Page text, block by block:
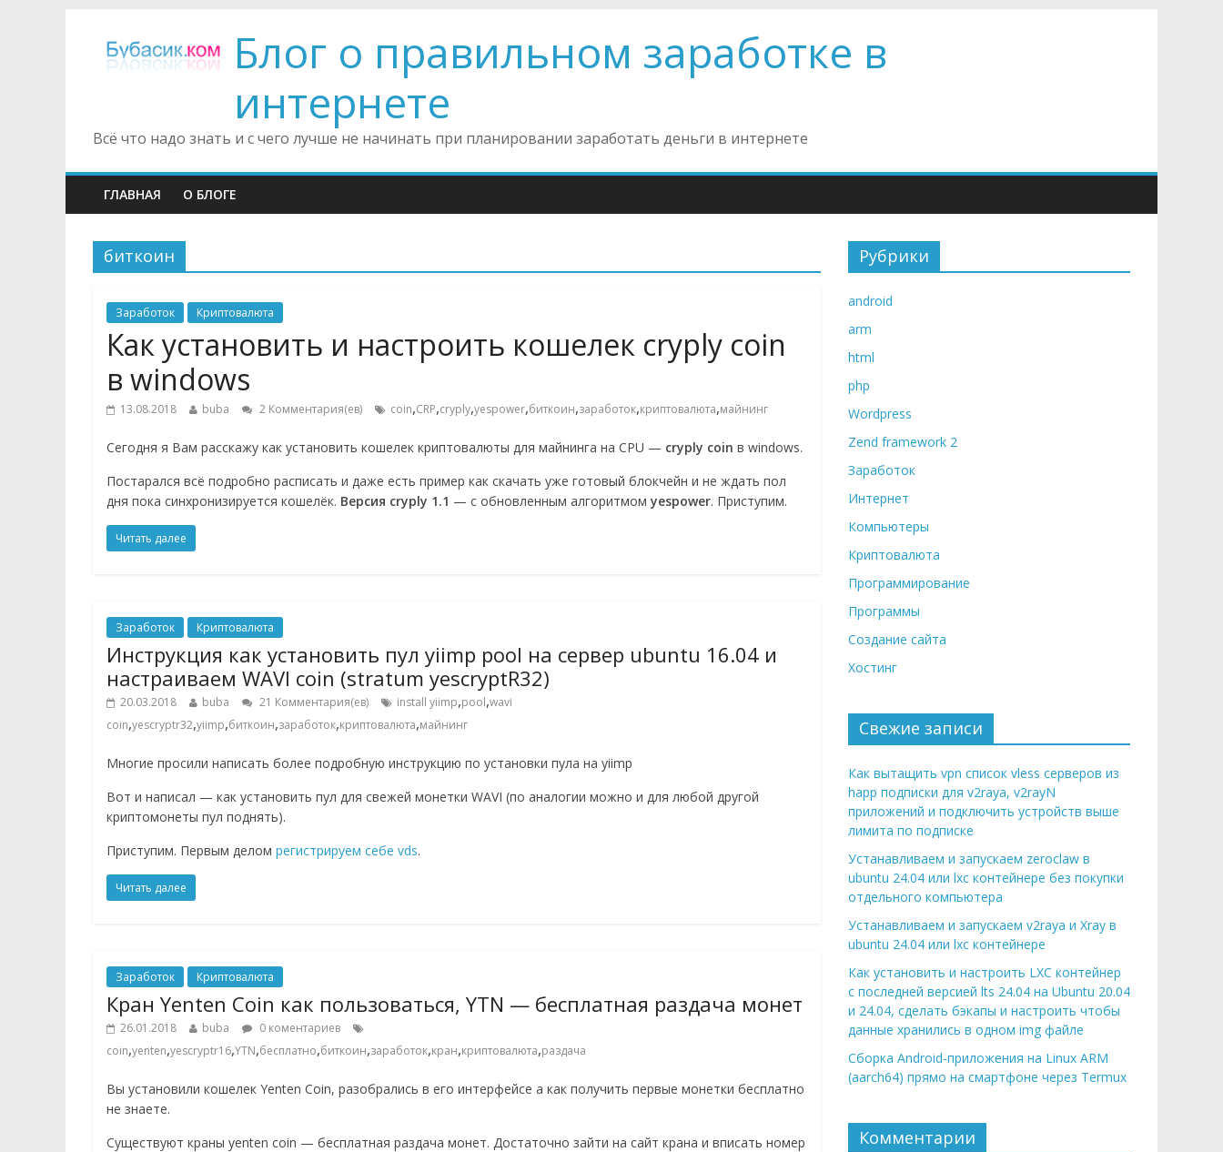
Блог о правильном заработке в
интернете
Всё что надо знать и с чего лучше не начинать при планировании заработать деньги в интернете
ГЛАВНАЯ О БЛОГЕ
биткоин
Заработок Криптовалюта
Как установить и настроить кошелек cryply coin
в windows
13.08.2018 buba 2 Комментария(ев) coin,CRP,cryply,yespower,биткоин,заработок,криптовалюта,майнинг
Сегодня я Вам расскажу как установить кошелек криптовалюты для майнинга на CPU — cryply coin в windows.
Постарался всё подробно расписать и даже есть пример как скачать уже готовый блокчейн и не ждать пол
дня пока синхронизируется кошелёк. Версия cryply 1.1 — с обновленным алгоритмом yespower. Приступим.
Читать далее
Заработок Криптовалюта
Инструкция как установить пул yiimp pool на сервер ubuntu 16.04 и
настраиваем WAVI coin (stratum yescryptR32)
20.03.2018 buba 21 Комментария(ев) install yiimp,pool,wavi
coin,yescryptr32,yiimp,биткоин,заработок,криптовалюта,майнинг
Многие просили написать более подробную инструкцию по установки пула на yiimp
Вот и написал — как установить пул для свежей монетки WAVI (по аналогии можно и для любой другой
криптомонеты пул поднять).
Приступим. Первым делом регистрируем себе vds.
Читать далее
Заработок Криптовалюта
Кран Yenten Coin как пользоваться, YTN — бесплатная раздача монет
26.01.2018 buba
0 коментариев
coin,yenten,yescryptr16,YTN,бесплатно,биткоин,заработок,кран,криптовалюта,раздача
Вы установили кошелек Yenten Coin, разобрались в его интерфейсе а как получить первые монетки бесплатно
не знаете.
Существуют краны yenten coin — бесплатная раздача монет. Достаточно зайти на сайт крана и вписать номер
Рубрики
android
arm
html
php
Wordpress
Zend framework 2
Заработок
Интернет
Компьютеры
Криптовалюта
Программирование
Программы
Создание сайта
Хостинг
Свежие записи
Как вытащить vpn список vless серверов из
happ подписки для v2raya, v2rayN
приложений и подключить устройств выше
лимита по подписке
Устанавливаем и запускаем zeroclaw в
ubuntu 24.04 или lxc контейнере без покупки
отдельного компьютера
Устанавливаем и запускаем v2raya и Xray в
ubuntu 24.04 или lxc контейнере
Как установить и настроить LXC контейнер
с последней версией lts 24.04 на Ubuntu 20.04
и 24.04, сделать бэкапы и настроить чтобы
данные хранились в одном img файле
Сборка Android-приложения на Linux ARM
(aarch64) прямо на смартфоне через Termux
Комментарии